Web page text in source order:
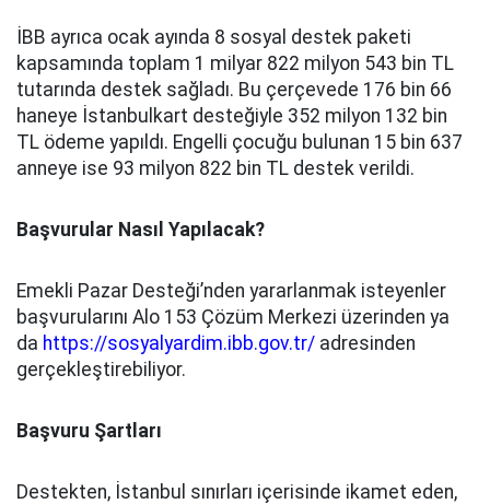
İBB ayrıca ocak ayında 8 sosyal destek paketi
kapsamında toplam 1 milyar 822 milyon 543 bin TL
tutarında destek sağladı. Bu çerçevede 176 bin 66
haneye İstanbulkart desteğiyle 352 milyon 132 bin
TL ödeme yapıldı. Engelli çocuğu bulunan 15 bin 637
anneye ise 93 milyon 822 bin TL destek verildi.
Başvurular Nasıl Yapılacak?
Emekli Pazar Desteği’nden yararlanmak isteyenler
başvurularını Alo 153 Çözüm Merkezi üzerinden ya
da https://sosyalyardim.ibb.gov.tr/ adresinden
gerçekleştirebiliyor.
Başvuru Şartları
Destekten, İstanbul sınırları içerisinde ikamet eden,